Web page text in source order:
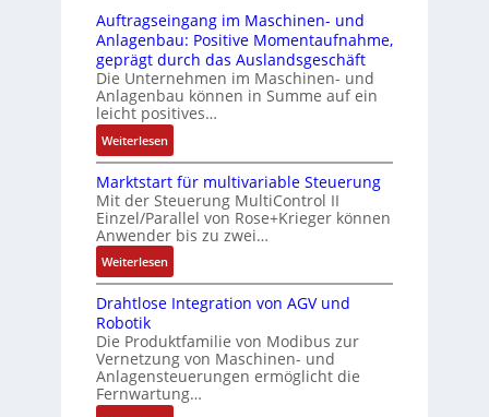
s
i
c
h
f
l
e
x
i
b
e
l
f
ü
r
i
e
A
n
i
n
e
n
4
G
u
n
d
5
G
a
u
f
e
n
R
a
Z
e
r
t
i
i
e
r
n
g
e
s
t
ä
u
c
k
a
u
s
g
l
e
i
c
h
s
e
m
e
n
Auftragseingang im Maschinen- und
Anlagenbau: Positive Momentaufnahme,
geprägt durch das Auslandsgeschäft
Die Unternehmen im Maschinen- und
Anlagenbau können in Summe auf ein
leicht positives…
Weiterlesen:
A
u
f
t
r
a
g
s
i
n
g
a
Marktstart für multivariable Steuerung
Mit der Steuerung MultiControl II
Einzel/Parallel von Rose+Krieger können
Anwender bis zu zwei…
Weiterlesen:
M
a
k
t
s
t
Drahtlose Integration von AGV und
Robotik
Die Produktfamilie von Modibus zur
Vernetzung von Maschinen- und
Anlagensteuerungen ermöglicht die
Fernwartung…